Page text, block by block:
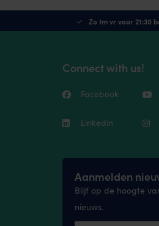
Zo tm vr voor 21:30
Connect with us!
Facebook
Linkedin
Aanmelden
Blijf op de hoogte
nieuws.